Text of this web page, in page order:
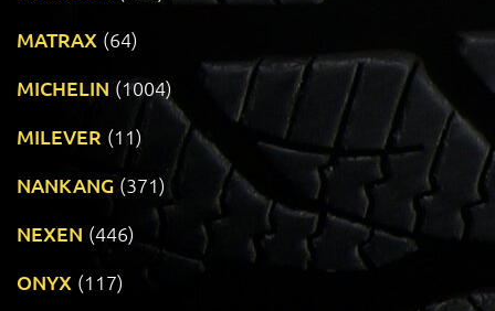
MATRAX (64)
MICHELIN (1004)
MILEVER (11)
NANKANG (371)
NEXEN (446)
ONYX (117)